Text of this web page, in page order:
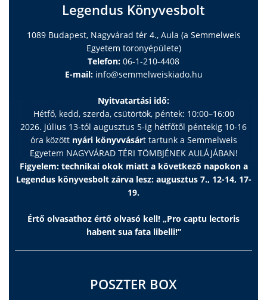
Legendus Könyvesbolt
1089 Budapest, Nagyvárad tér 4., Aula (a Semmelweis
Egyetem toronyépülete)
Telefon: 06-1-210-4408
E-mail: info@semmelweiskiado.hu
Nyitvatartási idő:
Hétfő, kedd, szerda, csütörtök, péntek: 10:00–16:00
2026. július 13-tól augusztus 5-ig hétfőtől péntekig 10-16
óra között nyári könyvvásárt tartunk a Semmelweis
Egyetem NAGYVÁRAD TÉRI TÖMBJÉNEK AULÁJÁBAN!
Figyelem: technikai okok miatt a következő napokon a
Legendus könyvesbolt zárva lesz: augusztus 7., 12-14, 17-
19.
Értő olvasathoz értő olvasó kell! „Pro captu lectoris
habent sua fata libelli!”
POSZTER BOX